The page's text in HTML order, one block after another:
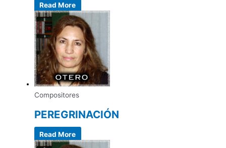
Read More
Compositores
PEREGRINACIÓN
Read More